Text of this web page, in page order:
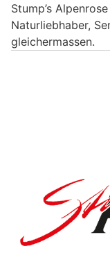
Stump’s
Naturliebhaber,
gleichermassen.